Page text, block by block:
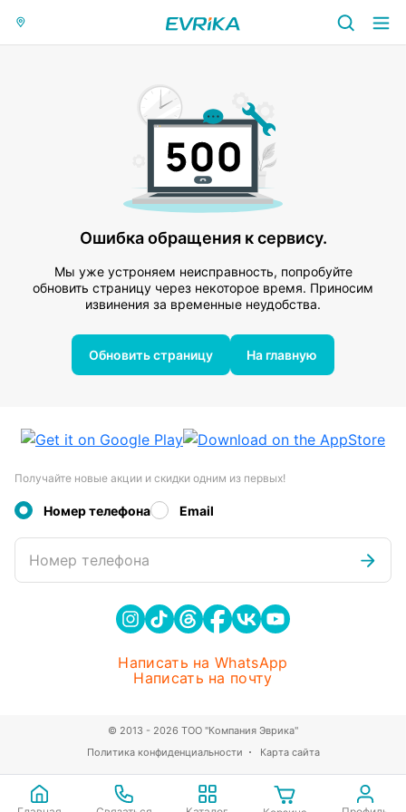
Ошибка обращения к сервису.
Мы уже устроняем неисправность, попробуйте
обновить страницу через некоторое время. Приносим
извинения за временные неудобства.
Обновить страницу На главную
Получайте новые акции и скидки одним из первых!
Номер телефона Email
Номер телефона
Написать на WhatsApp
Написать на почту
Политика конфиденциальности Карта сайта
© 2013 - 2026 ТОО "Компания Эврика"